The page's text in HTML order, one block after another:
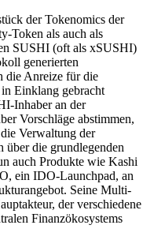
der Tokenomics der
Token als auch als
SUSHI (oft als xSUSHI)
generierten
die Anreize für die
Einklang gebracht
Inhaber an der
Vorschläge abstimmen,
Verwaltung der
über die grundlegenden
auch Produkte wie Kashi
ein IDO-Launchpad, an
Seine Multi-
der verschiedene
Finanzökosystems